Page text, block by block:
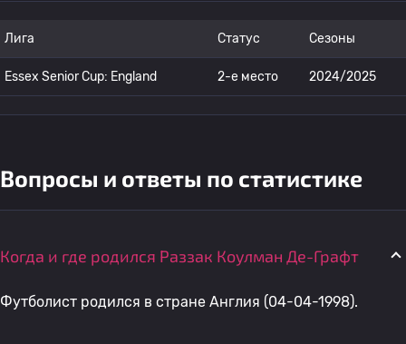
Лига Статус Сезоны
Essex Senior Cup: England 2-е место 2024/2025
Вопросы и ответы по статистике
Когда и где родился Раззак Коулман Де-Графт
Футболист родился в стране Англия (04-04-1998).